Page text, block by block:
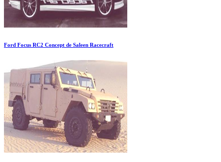
Ford Focus RC2 Concept de Saleen Racecraft